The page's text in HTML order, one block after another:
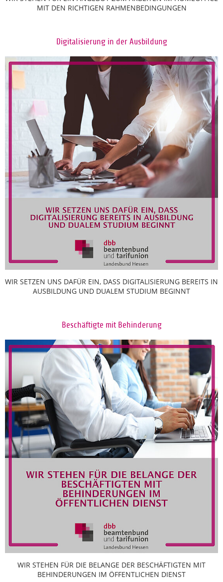
MIT DEN RICHTIGEN RAHMENBEDINGUNGEN
Digitalisierung in der Ausbildung
WIR SETZEN UNS DAFÜR EIN, DASS DIGITALISIERUNG BEREITS IN
AUSBILDUNG UND DUALEM STUDIUM BEGINNT
Beschäftigte mit Behinderung
WIR STEHEN FÜR DIE BELANGE DER BESCHÄFTIGTEN MIT
BEHINDERUNGEN IM ÖFFENTLICHEN DIENST